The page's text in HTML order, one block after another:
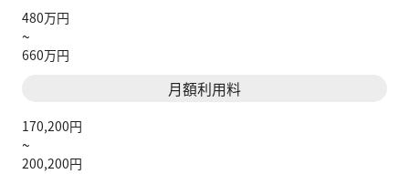
480万円
~
660万円
月額利用料
170,200円
~
200,200円